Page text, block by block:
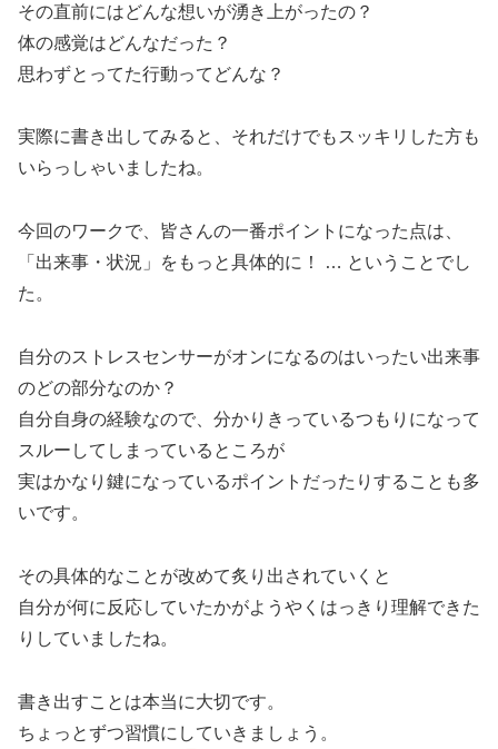
その直前にはどんな想いが湧き上がったの？
体の感覚はどんなだった？
思わずとってた行動ってどんな？
実際に書き出してみると、それだけでもスッキリした方も
いらっしゃいましたね。
今回のワークで、皆さんの一番ポイントになった点は、
「出来事・状況」をもっと具体的に！ … ということでし
た。
自分のストレスセンサーがオンになるのはいったい出来事
のどの部分なのか？
自分自身の経験なので、分かりきっているつもりになって
スルーしてしまっているところが
実はかなり鍵になっているポイントだったりすることも多
いです。
その具体的なことが改めて炙り出されていくと
自分が何に反応していたかがようやくはっきり理解できた
りしていましたね。
書き出すことは本当に大切です。
ちょっとずつ習慣にしていきましょう。